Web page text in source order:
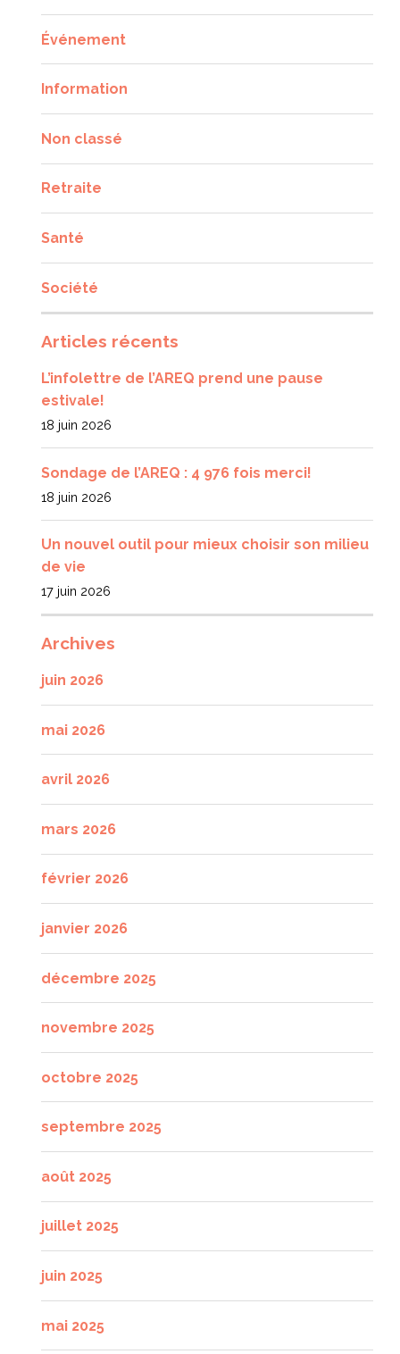
Événement
Information
Non classé
Retraite
Santé
Société
Articles récents
L’infolettre de l’AREQ prend une pause
estivale!
18 juin 2026
Sondage de l’AREQ : 4 976 fois merci!
18 juin 2026
Un nouvel outil pour mieux choisir son milieu
de vie
17 juin 2026
Archives
juin 2026
mai 2026
avril 2026
mars 2026
février 2026
janvier 2026
décembre 2025
novembre 2025
octobre 2025
septembre 2025
août 2025
juillet 2025
juin 2025
mai 2025